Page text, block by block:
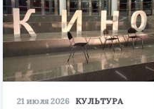
21 июля 2026 КУЛЬТУРА